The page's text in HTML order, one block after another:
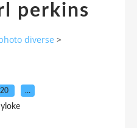
perkins
diverse >
…